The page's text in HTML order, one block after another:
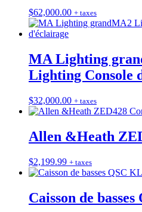
$62,000.00 + taxes
MA Lighting
Lighting Console
$32,000.00 + taxes
Allen &Heath
$2,199.99 + taxes
Caisson de